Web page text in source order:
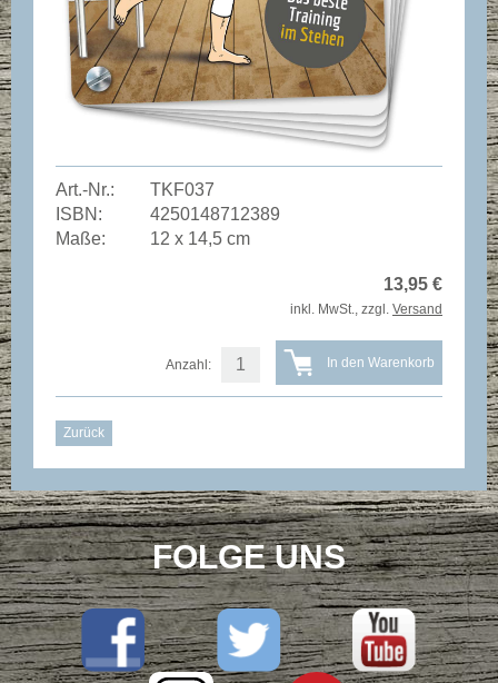
Art.-Nr.:
TKF037
ISBN:
4250148712389
Maße:
12 x 14,5 cm
13,95 €
inkl. MwSt., zzgl. Versand
Anzahl:
Zurück
FOLGE UNS